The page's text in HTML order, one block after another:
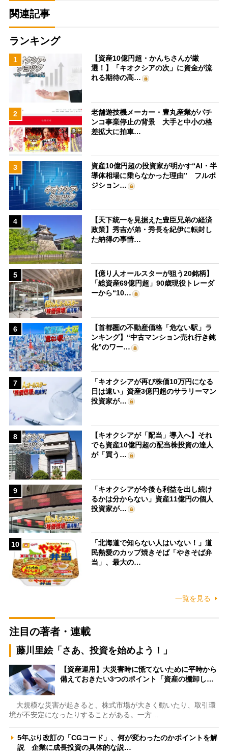
関連記事
ランキング
1
【資産10億円超・かんちさんが厳
選！】「キオクシアの次」に資金が流
れる期待の高…
2
老舗遊技機メーカー・豊丸産業がパチ
ンコ事業停止の背景 大手と中小の格
差拡大に拍車…
3
資産10億円超の投資家が明かす“AI・半
導体相場に乗らなかった理由” フルポ
ジション…
4
【天下統一を見据えた豊臣兄弟の経済
政策】秀吉が弟・秀長を紀伊に転封し
た納得の事情…
5
【億り人オールスターが狙う20銘柄】
「総資産69億円超」90歳現役トレーダ
ーから“10…
6
【首都圏の不動産価格「危ない駅」ラ
ンキング】“中古マンション売れ行き鈍
化”のワー…
7
「キオクシアが再び株価10万円になる
日は遠い」資産3億円超のサラリーマン
投資家が…
8
【キオクシアが「配当」導入へ】それ
でも資産10億円超の配当株投資の達人
が「買う…
9
「キオクシアが今後も利益を出し続け
るかは分からない」資産11億円の個人
投資家が…
10
「北海道で知らない人はいない！」道
民熱愛のカップ焼きそば「やきそば弁
当」、最大の…
一覧を見る
注目の著者・連載
藤川里絵「さあ、投資を始めよう！」
【資産運用】大災害時に慌てないために平時から
備えておきたい3つのポイント「資産の棚卸し…
大規模な災害が起きると、株式市場が大きく動いたり、取引環
境が不安定になったりすることがある。一方…
5年ぶり改訂の「CGコード」、何が変わったのかポイントを解
説 企業に成長投資の具体的な説…